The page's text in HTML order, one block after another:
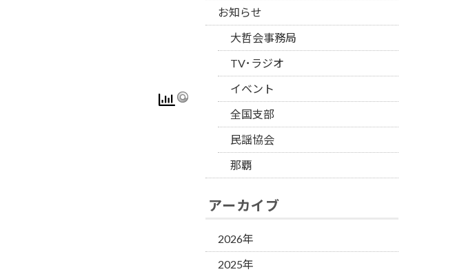
お知らせ
大哲会事務局
TV･ラジオ
イベント
全国支部
民謡協会
那覇
アーカイブ
2026年
2025年